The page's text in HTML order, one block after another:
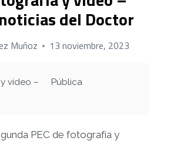
del Doctor
Muñoz 13 noviembre, 2023
vídeo –
Pública
PEC de fotografía y